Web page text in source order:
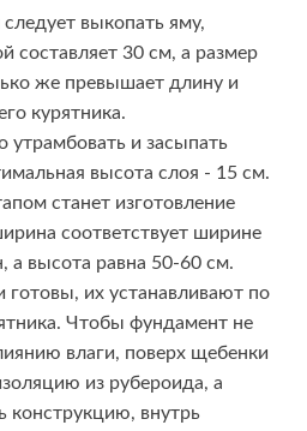
выкопать яму,
составляет 30 см, а размер
же превышает длину и
курятника.
и засыпать
высота слоя - 15 см.
станет изготовление
соответствует ширине
а высота равна 50-60 см.
готовы, их устанавливают по
Чтобы фундамент не
влаги, поверх щебенки
из рубероида, а
конструкцию, внутрь